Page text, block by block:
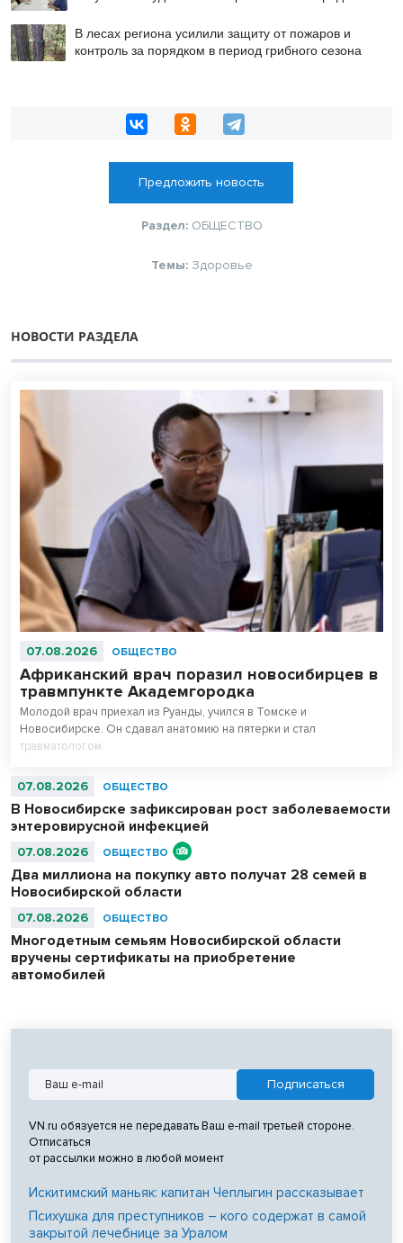
В лесах региона усилили защиту от пожаров и
контроль за порядком в период грибного сезона
Предложить новость
Раздел: ОБЩЕСТВО
Темы: Здоровье
НОВОСТИ РАЗДЕЛА
07.08.2026 ОБЩЕСТВО
Африканский врач поразил новосибирцев в
травмпункте Академгородка
Молодой врач приехал из Руанды, учился в Томске и
Новосибирске. Он сдавал анатомию на пятерки и стал
травматологом.
07.08.2026 ОБЩЕСТВО
В Новосибирске зафиксирован рост заболеваемости
энтеровирусной инфекцией
07.08.2026 ОБЩЕСТВО
Два миллиона на покупку авто получат 28 семей в
Новосибирской области
07.08.2026 ОБЩЕСТВО
Многодетным семьям Новосибирской области
вручены сертификаты на приобретение
автомобилей
VN.ru обязуется не передавать Ваш e-mail третьей стороне.
Отписаться
от рассылки можно в любой момент
Искитимский маньяк: капитан Чеплыгин рассказывает
Психушка для преступников – кого содержат в самой
закрытой лечебнице за Уралом